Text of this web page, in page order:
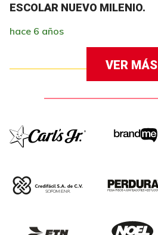
ESCOLAR NUEVO MILENIO.
hace 6 años
VER MÁS